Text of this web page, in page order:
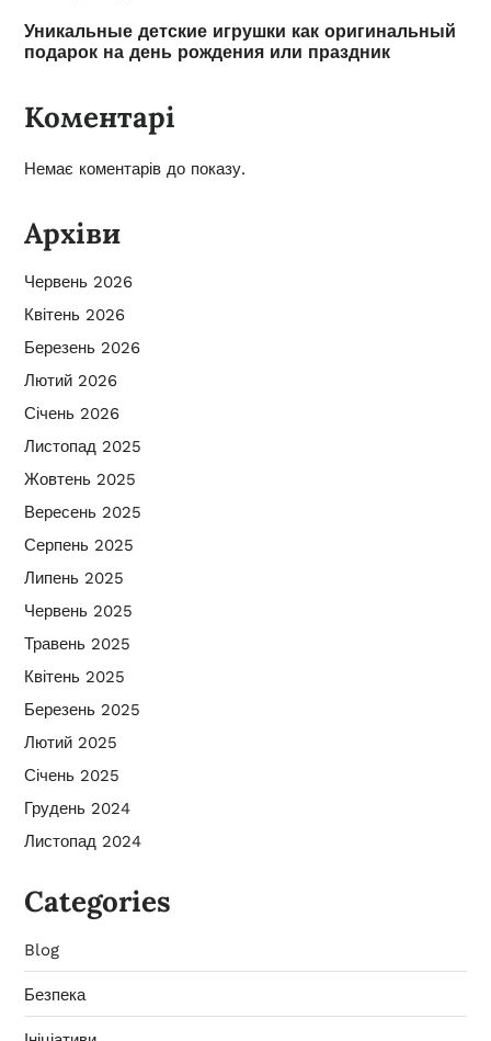
Уникальные детские игрушки как оригинальный
подарок на день рождения или праздник
Коментарі
Немає коментарів до показу.
Архіви
Червень 2026
Квітень 2026
Березень 2026
Лютий 2026
Січень 2026
Листопад 2025
Жовтень 2025
Вересень 2025
Серпень 2025
Липень 2025
Червень 2025
Травень 2025
Квітень 2025
Березень 2025
Лютий 2025
Січень 2025
Грудень 2024
Листопад 2024
Categories
Blog
Безпека